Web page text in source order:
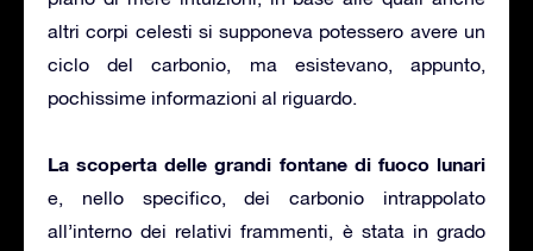
altri corpi celesti si supponeva potessero avere un
ciclo del carbonio, ma esistevano, appunto,
pochissime informazioni al riguardo.
La scoperta delle grandi fontane di fuoco lunari
e, nello specifico, dei carbonio intrappolato
all’interno dei relativi frammenti, è stata in grado